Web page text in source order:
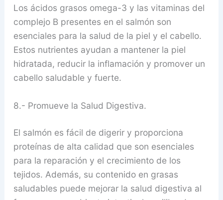
Los ácidos grasos omega-3 y las vitaminas del
complejo B presentes en el salmón son
esenciales para la salud de la piel y el cabello.
Estos nutrientes ayudan a mantener la piel
hidratada, reducir la inflamación y promover un
cabello saludable y fuerte.
8.- Promueve la Salud Digestiva.
El salmón es fácil de digerir y proporciona
proteínas de alta calidad que son esenciales
para la reparación y el crecimiento de los
tejidos. Además, su contenido en grasas
saludables puede mejorar la salud digestiva al